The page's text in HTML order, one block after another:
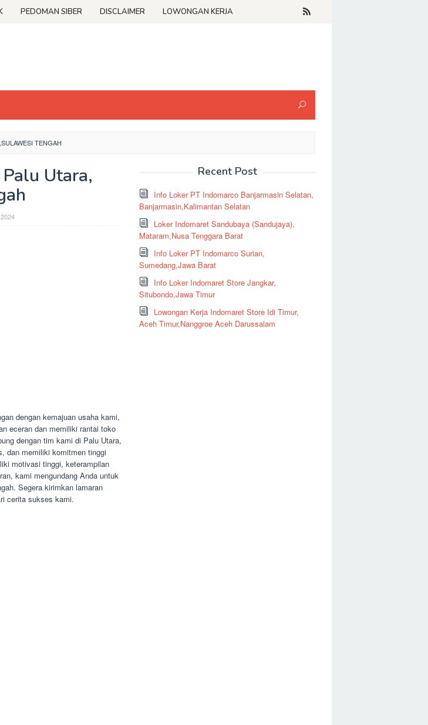
PEDOMAN SIBER DISCLAIMER LOWONGAN KERJA
TENGAH
Utara,
dengan kemajuan usaha kami,
eceran dan memiliki rantai toko
dengan tim kami di Palu Utara,
dan memiliki komitmen tinggi
motivasi tinggi, keterampilan
kami mengundang Anda untuk
Segera kirimkan lamaran
cerita sukses kami.
Recent Post
Info Loker PT Indomarco Banjarmasin Selatan,
Banjarmasin,Kalimantan Selatan
Loker Indomaret Sandubaya (Sandujaya),
Mataram,Nusa Tenggara Barat
Info Loker PT Indomarco Surian,
Sumedang,Jawa Barat
Info Loker Indomaret Store Jangkar,
Situbondo,Jawa Timur
Lowongan Kerja Indomaret Store Idi Timur,
Aceh Timur,Nanggroe Aceh Darussalam